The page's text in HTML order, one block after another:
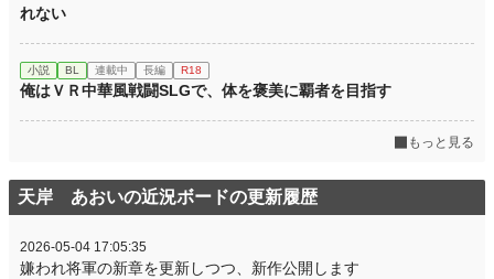
れない
小説 BL 連載中 長編 R18
俺はＶＲ中華風戦闘SLGで、体を褒美に覇者を目指す
もっと見る
天岸 あおいの近況ボードの更新履歴
2026-05-04 17:05:35
嫌われ将軍の新章を更新しつつ、新作公開します